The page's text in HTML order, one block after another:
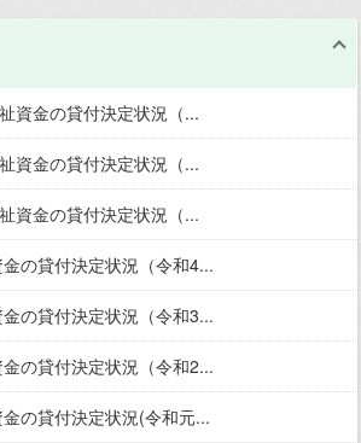
資金の貸付決定状況（...
資金の貸付決定状況（...
資金の貸付決定状況（...
の貸付決定状況（令和4...
の貸付決定状況（令和3...
の貸付決定状況（令和2...
の貸付決定状況(令和元...